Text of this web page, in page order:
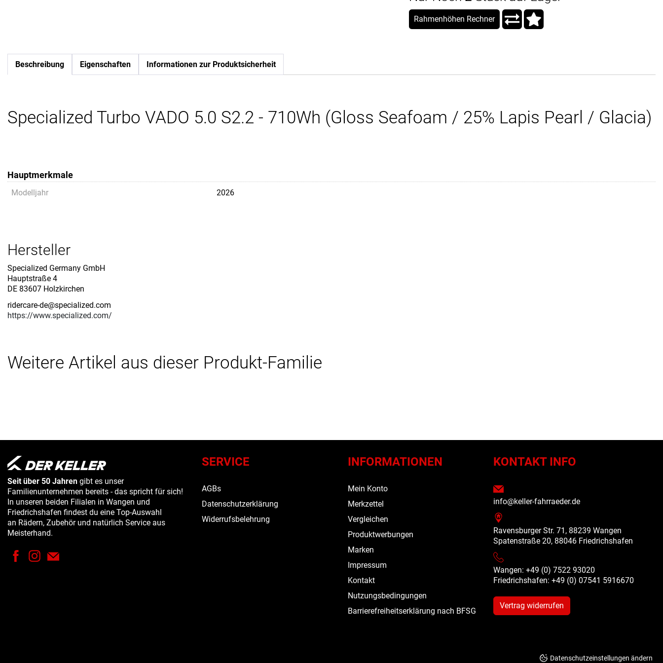
Rahmenhöhen Rechner
Beschreibung Eigenschaften Informationen zur Produktsicherheit
Specialized Turbo VADO 5.0 S2.2 - 710Wh (Gloss Seafoam / 25% Lapis Pearl / Glacia)
Hauptmerkmale
Modelljahr 2026
Hersteller
Specialized Germany GmbH
Hauptstraße 4
DE 83607 Holzkirchen
ridercare-de@specialized.com
https://www.specialized.com/
Weitere Artikel aus dieser Produkt-Familie
Seit über 50 Jahren gibt es unser
Familienunternehmen bereits - das spricht für sich!
In unseren beiden Filialen in Wangen und
Friedrichshafen findest du eine Top-Auswahl
an Rädern, Zubehör und natürlich Service aus
Meisterhand.
SERVICE
AGBs
Datenschutzerklärung
Widerrufsbelehrung
INFORMATIONEN
Mein Konto
Merkzettel
Vergleichen
Produktwerbungen
Marken
Impressum
Kontakt
Nutzungsbedingungen
Barrierefreiheitserklärung nach BFSG
KONTAKT INFO
info@keller-fahrraeder.de
Ravensburger Str. 71, 88239 Wangen
Spatenstraße 20, 88046 Friedrichshafen
Wangen: +49 (0) 7522 93020
Friedrichshafen: +49 (0)07541 5916670
Vertrag widerrufen
Datenschutzeinstellungen ändern